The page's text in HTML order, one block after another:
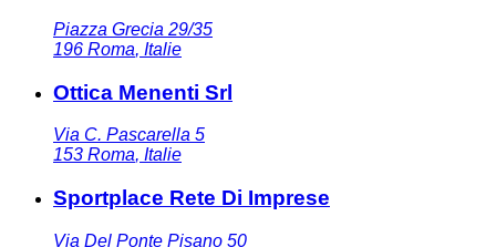
Piazza Grecia 29/35
196 Roma, Italie
Ottica Menenti Srl
Via C. Pascarella 5
153 Roma, Italie
Sportplace Rete Di Imprese
Via Del Ponte Pisano 50